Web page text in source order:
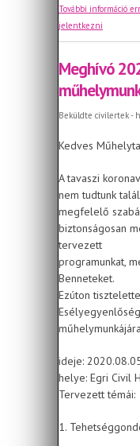
További információ
jelentkezni
Meghívó
Beküldte civilertek-
Kedves
A tavaszi
nem tudtunk
megfelelő
biztonságosan
tervezett
programunkat,
Benneteket.
Ezúton
ideje:
helye: Egri Civil
Tervezett témái:
1.